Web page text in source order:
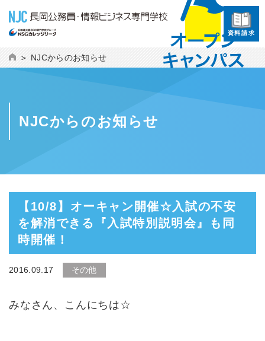
資料請求
NJCからのお知らせ
NJCからのお知らせ
【10/8】オーキャン開催☆入試の不安
を解消できる『入試特別説明会』も同
時開催！
2016.09.17 その他
みなさん、こんにちは☆